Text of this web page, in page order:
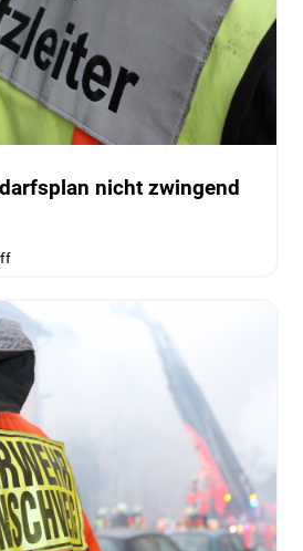
nicht zwingend